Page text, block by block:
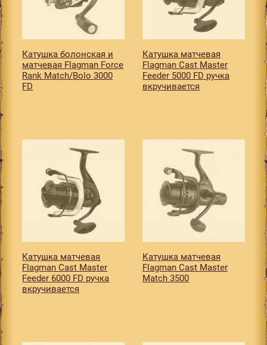
Катушкa болонская и
матчевая Flagman Force
Rank Match/Bolo 3000
FD
Катушкa матчевая
Flagman Cast Master
Feeder 5000 FD ручка
вкручивается
Катушкa матчевая
Flagman Cast Master
Feeder 6000 FD ручка
вкручивается
Катушкa матчевая
Flagman Cast Master
Match 3500